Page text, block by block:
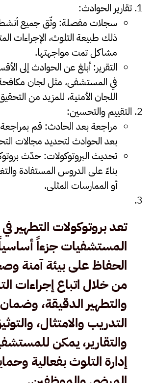
تقارير الحوادث:
سجلات مفصلة: وثّق جميع
ذلك طبيعة التلوث، الإجراءات
مشاكل تمت مواجهتها.
التقرير:أبلغ عن الحوادث إلى
في المستشفى، مثل لجان
اللجان الأمنية، للمزيد من
التقييم والتحسين:
مراجعة بعد الحادث: قم بمراجعة
بعد الحوادث لتحديد مجالات
تحديث البروتوكولات: حدّث
بناءً على الدروس المستفادة
أو الممارسات المثلى.
تعد بروتوكولات التطهير في
المستشفيات جزءاً
الحفاظ على بيئة آمنة
من خلال اتباع إجراءات
والتطهير الدقيقة، وضمان
التدريب والامتثال،
والتقارير، يمكن
إدارة التلوث بفعالية